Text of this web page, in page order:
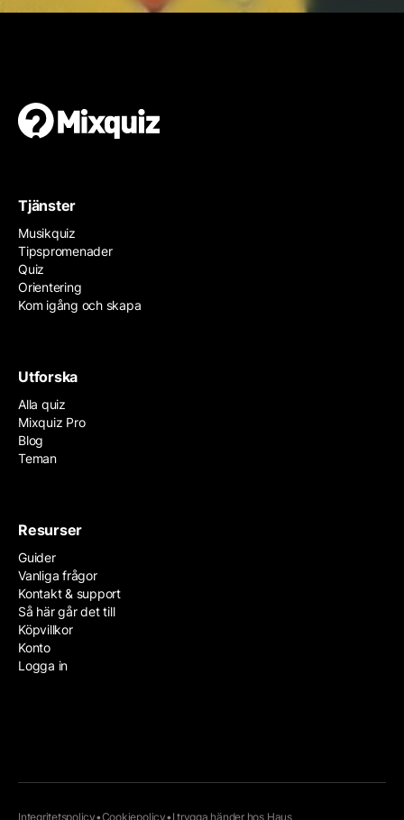
Tjänster
Musikquiz
Tipspromenader
Quiz
Orientering
Kom igång och skapa
Utforska
Alla quiz
Mixquiz Pro
Blog
Teman
Resurser
Guider
Vanliga frågor
Kontakt & support
Så här går det till
Köpvillkor
Konto
Logga in
Integritetspolicy•Cookiepolicy•I trygga händer hos Haus